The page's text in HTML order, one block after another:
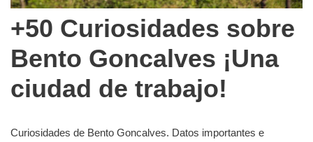
+50 Curiosidades sobre
Bento Goncalves ¡Una
ciudad de trabajo!
Curiosidades de Bento Goncalves. Datos importantes e